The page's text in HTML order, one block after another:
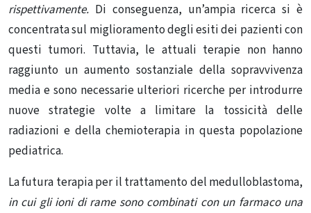
rispettivamente. Di conseguenza, un’ampia ricerca si è
concentrata sul miglioramento degli esiti dei pazienti con
questi tumori. Tuttavia, le attuali terapie non hanno
raggiunto un aumento sostanziale della sopravvivenza
media e sono necessarie ulteriori ricerche per introdurre
nuove strategie volte a limitare la tossicità delle
radiazioni e della chemioterapia in questa popolazione
pediatrica.
La futura terapia per il trattamento del medulloblastoma,
in cui gli ioni di rame sono combinati con un farmaco una